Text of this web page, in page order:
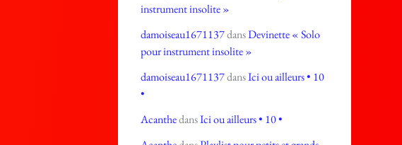
instrument insolite »
damoiseau1671137dansDevinette « Solo
pour instrument insolite »
damoiseau1671137dansIci ou ailleurs • 10
•
AcanthedansIci ou ailleurs • 10 •